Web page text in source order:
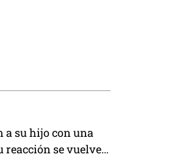
a su hijo con una
reacción se vuelve